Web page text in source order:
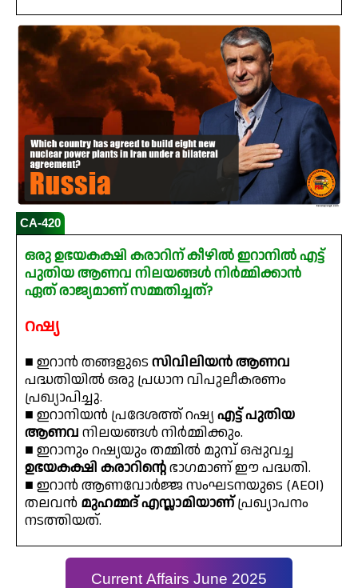
CA-420
ഒരു ഉഭയകക്ഷി കരാറിന് കീഴിൽ ഇറാനിൽ എട്ട്
പുതിയ ആണവ നിലയങ്ങൾ നിർമ്മിക്കാൻ
ഏത് രാജ്യമാണ് സമ്മതിച്ചത്?
റഷ്യ
■ ഇറാൻ തങ്ങളുടെ സിവിലിയൻ ആണവ
പദ്ധതിയിൽ ഒരു പ്രധാന വിപുലീകരണം
പ്രഖ്യാപിച്ചു.
■ ഇറാനിയൻ പ്രദേശത്ത് റഷ്യ എട്ട് പുതിയ
ആണവ നിലയങ്ങൾ നിർമ്മിക്കും.
■ ഇറാനും റഷ്യയും തമ്മിൽ മുമ്പ് ഒപ്പുവച്ച
ഉഭയകക്ഷി കരാറിന്റെഭാഗമാണ് ഈ പദ്ധതി.
■ ഇറാൻ ആണവോർജ്ജ സംഘടനയുടെ (AEOI)
തലവൻ മുഹമ്മദ് എസ്ലാമിയാണ്പ്രഖ്യാപനം
നടത്തിയത്.
Current Affairs June 2025